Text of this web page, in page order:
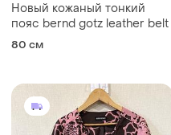
Новый кожаный тонкий
пояс bernd gotz leather belt
80 см